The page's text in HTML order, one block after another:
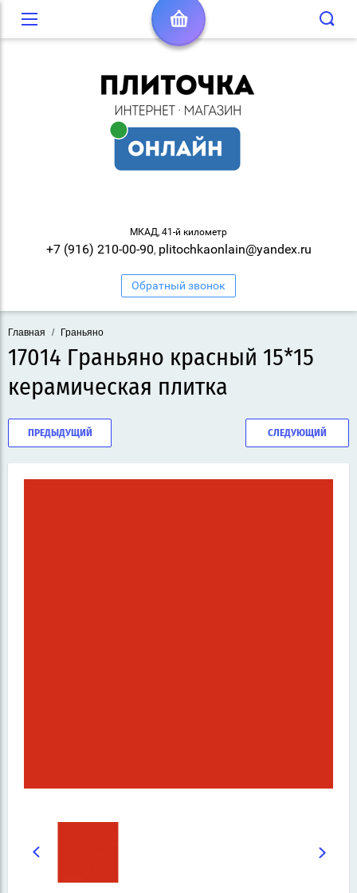
МКАД, 41-й километр
+7 (916) 210-00-90, plitochkaonlain@yandex.ru
Обратный звонок
Главная / Граньяно
17014 Граньяно красный 15*15
керамическая плитка
ПРЕДЫДУЩИЙ СЛЕДУЮЩИЙ